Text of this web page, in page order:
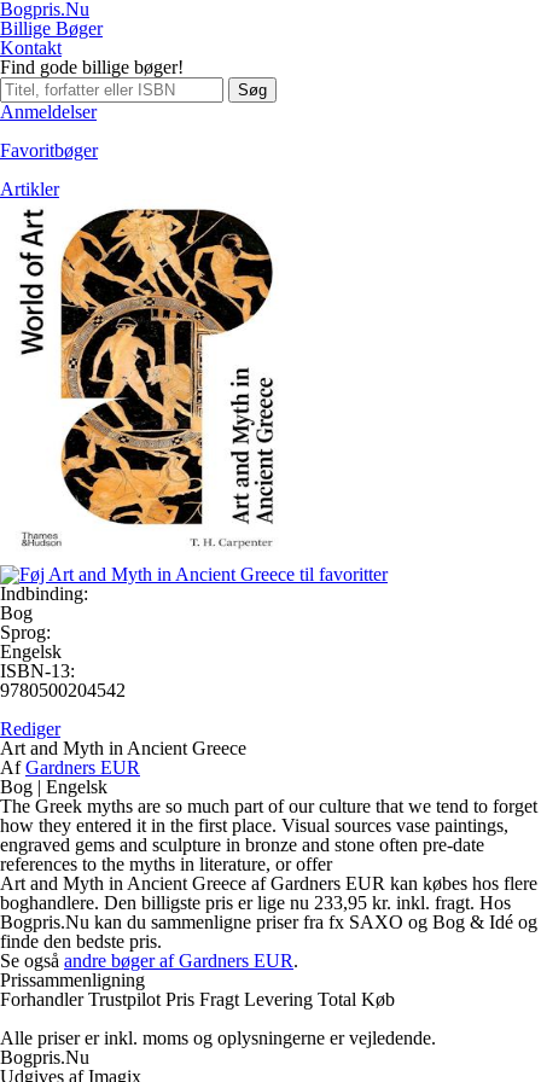
Bogpris.Nu
Billige Bøger
Kontakt
Find gode billige bøger!
Søg
Anmeldelser
Favoritbøger
Artikler
Indbinding:
Bog
Sprog:
Engelsk
ISBN-13:
9780500204542
Rediger
Art and Myth in Ancient Greece
AfGardners EUR
Bog | Engelsk
The Greek myths are so much part of our culture that we tend to forget
how they entered it in the first place. Visual sources vase paintings,
engraved gems and sculpture in bronze and stone often pre-date
references to the myths in literature, or offer
Art and Myth in Ancient Greece af Gardners EUR kan købes hos flere
boghandlere. Den billigste pris er lige nu 233,95 kr. inkl. fragt. Hos
Bogpris.Nu kan du sammenligne priser fra fx SAXO og Bog & Idé og
finde den bedste pris.
Se også andre bøger af Gardners EUR.
Prissammenligning
Forhandler Trustpilot Pris Fragt Levering Total Køb
Alle priser er inkl. moms og oplysningerne er vejledende.
Bogpris.Nu
Udgives af Imagix